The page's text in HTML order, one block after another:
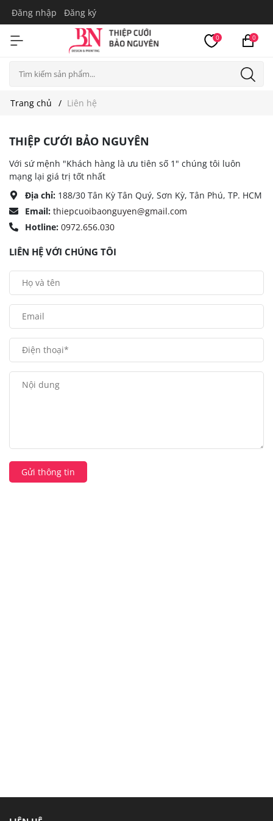
Đăng nhập Đăng ký
0 0
Trang chủ Liên hệ
THIỆP CƯỚI BẢO NGUYÊN
Với sứ mệnh "Khách hàng là ưu tiên số 1" chúng tôi luôn
mạng lại giá trị tốt nhất
Địa chỉ: 188/30 Tân Kỳ Tân Quý, Sơn Kỳ, Tân Phú, TP. HCM
Email: thiepcuoibaonguyen@gmail.com
Hotline: 0972.656.030
LIÊN HỆ VỚI CHÚNG TÔI
Gửi thông tin